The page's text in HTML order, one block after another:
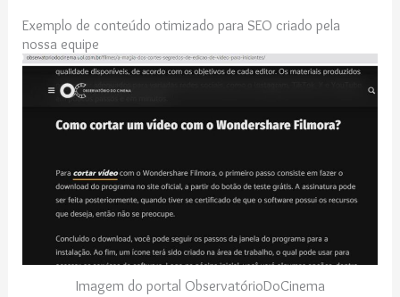
Exemplo de conteúdo otimizado para SEO criado pela
nossa equipe
Imagem do portal ObservatórioDoCinema